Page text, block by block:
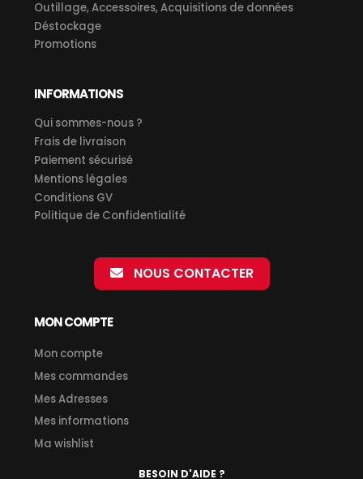
Outillage, Accessoires, Acquisitions de données
Déstockage
Promotions
INFORMATIONS
Qui sommes-nous ?
Frais de livraison
Paiement sécurisé
Mentions légales
Conditions GV
Politique de Confidentialité
NOUS CONTACTER
MON COMPTE
Mon compte
Mes commandes
Mes Adresses
Mes informations
Ma wishlist
BESOIN D'AIDE ?